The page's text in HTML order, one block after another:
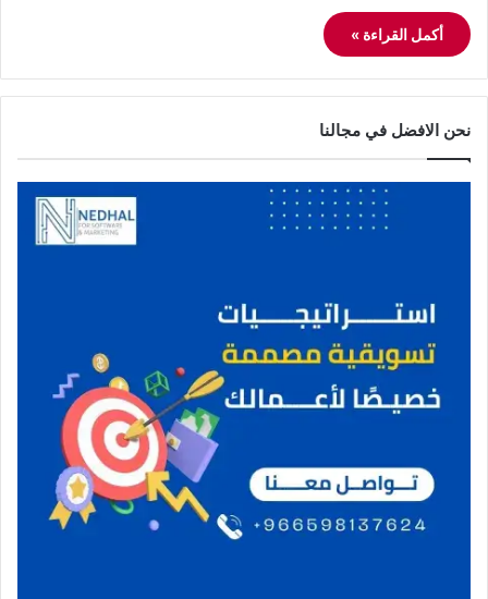
أكمل القراءة »
نحن الافضل في مجالنا